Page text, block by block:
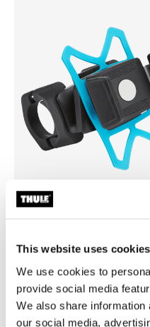
This website uses cookies
We use cookies to
provide social media
We also share
our social media,
Thule smartphone bike
negro